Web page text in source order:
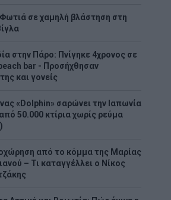
σε χαμηλή βλάστηση στη
στην Πάρο: Πνίγηκε 4χρονος σε
bar - Προσήχθησαν
και γονείς
«Dolphin» σαρώνει την Ιαπωνία
50.000 κτίρια χωρίς ρεύμα
από το κόμμα της Μαρίας
– Τι καταγγέλλει ο Νίκος